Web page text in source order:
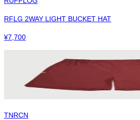
RFLG 2WAY LIGHT BUCKET HAT
¥7,700
TNRCN